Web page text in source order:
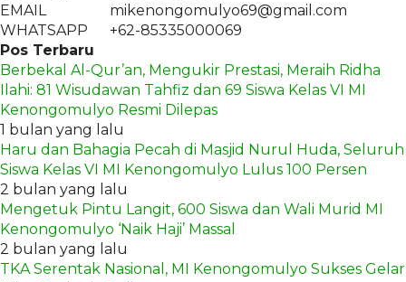
EMAIL
mikenongomulyo69@gmail.com
WHATSAPP
+62-85335000069
Pos Terbaru
Berbekal Al-Qur’an, Mengukir Prestasi, Meraih Ridha
Ilahi: 81 Wisudawan Tahfiz dan 69 Siswa Kelas VI MI
Kenongomulyo Resmi Dilepas
1 bulan yang lalu
Haru dan Bahagia Pecah di Masjid Nurul Huda, Seluruh
Siswa Kelas VI MI Kenongomulyo Lulus 100 Persen
2 bulan yang lalu
Mengetuk Pintu Langit, 600 Siswa dan Wali Murid MI
Kenongomulyo ‘Naik Haji’ Massal
2 bulan yang lalu
TKA Serentak Nasional, MI Kenongomulyo Sukses Gelar